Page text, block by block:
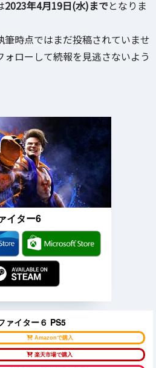
2023年4月19日(水)までとなりま
筆時点ではまだ投稿されていませ
ローして続報を見逃さないよう
イター6
ァイター６ PS5
Amazonで購入
楽天市場で購入